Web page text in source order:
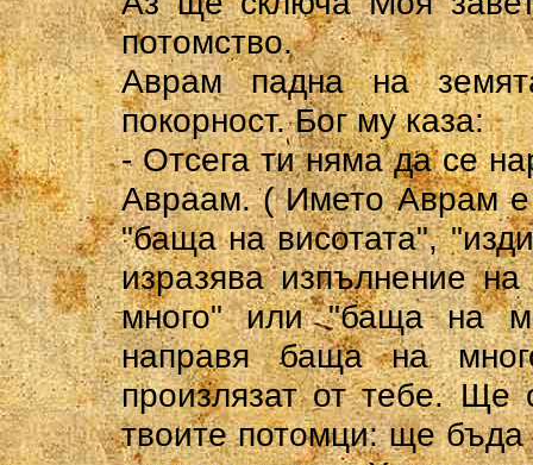
потомство.
Аврам падна на
покорност. Бог му каза:
- Отсега ти няма да се
Авраам. ( Името Аврам е
"баща на висотата",
изразява изпълнение
много" или "баща на
направя баща на
произлязат от тебе.
твоите потомци: ще